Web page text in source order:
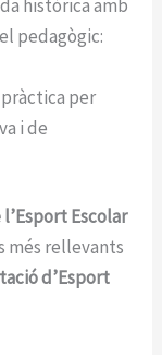
històrica amb
pedagògic:
per
i de
Escolar
més rellevants
d’Esport